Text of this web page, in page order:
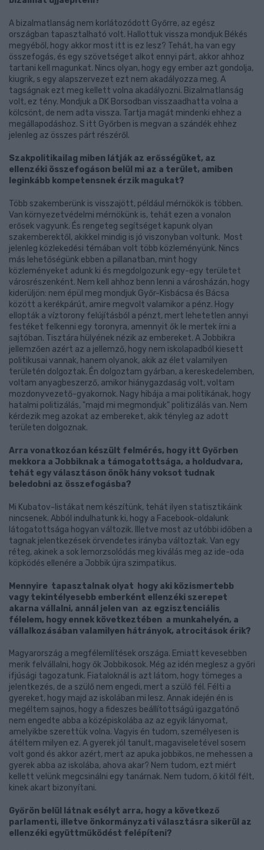
A bizalmatlanság nem korlátozódott Győrre, az egész
országban tapasztalható volt. Hallottuk vissza mondjuk Békés
megyéből, hogy akkor most itt is ez lesz? Tehát, ha van egy
összefogás, és egy szövetséget alkot ennyi párt, akkor ahhoz
tartani kell magunkat. Nincs olyan, hogy egy ember azt gondolja,
kiugrik, s egy alapszervezet ezt nem akadályozza meg. A
tagságnak ezt meg kellett volna akadályozni. Bizalmatlanság
volt, ez tény. Mondjuk a DK Borsodban visszaadhatta volna a
kölcsönt, de nem adta vissza. Tartja magát mindenki ehhez a
megállapodáshoz. S itt Győrben is megvan a szándék ehhez
jelenleg az összes párt részéről.
Szakpolitikailag miben látják az erősségüket, az
ellenzéki összefogáson belül mi az a terület, amiben
leginkább kompetensnek érzik magukat?
Több szakemberünk is visszajött, például mérnökök is többen.
Van környezetvédelmi mérnökünk is, tehát ezen a vonalon
erősek vagyunk. És rengeteg segítséget kapunk olyan
szakemberektől, akikkel mindig is jó viszonyban voltunk. Most
jelenleg közlekedési témában volt több közleményünk. Nincs
más lehetőségünk ebben a pillanatban, mint hogy
közleményeket adunk ki és megdolgozunk egy-egy területet
városrészenként. Nem kell ahhoz benn lenni a városházán, hogy
kiderüljön: nem épül meg mondjuk Győr-Kisbácsa és Bácsa
között a kerékpárút, amire megvolt valamikor a pénz. Hogy
ellopták a víztorony felújításból a pénzt, mert lehetetlen annyi
festéket felkenni egy toronyra, amennyit ők le mertek írni a
sajtóban. Tisztára hülyének nézik az embereket. A Jobbikra
jellemzően azért az a jellemző, hogy nem iskolapadból kiesett
politikusai vannak, hanem olyanok, akik az élet valamilyen
területén dolgoztak. Én dolgoztam gyárban, a kereskedelemben,
voltam anyagbeszerző, amikor hiánygazdaság volt, voltam
mozdonyvezető-gyakornok. Nagy hibája a mai politikának, hogy
hatalmi politizálás, "majd mi megmondjuk" politizálás van. Nem
kérdezik meg azokat az embereket, akik tényleg az adott
területen dolgoznak.
Arra vonatkozóan készült felmérés, hogy itt Győrben
mekkora a Jobbiknak a támogatottsága, a holdudvara,
tehát egy választáson önök hány voksot tudnak
beledobni az összefogásba?
Mi Kubatov-listákat nem készítünk, tehát ilyen statisztikáink
nincsenek. Abból indulhatunk ki, hogy a Facebook-oldalunk
látogatottsága hogyan változik. Illetve most az utóbbi időben a
tagnak jelentkezések örvendetes irányba változtak. Van egy
réteg, akinek a sok lemorzsolódás meg kiválás meg az ide-oda
köpködés ellenére a Jobbik újra szimpatikus.
Mennyire tapasztalnak olyat hogy aki közismertebb
vagy tekintélyesebb emberként ellenzéki szerepet
akarna vállalni, annál jelen van az egzisztenciális
félelem, hogy ennek következtében a munkahelyén, a
vállalkozásában valamilyen hátrányok, atrocitások érik?
Magyarország a megfélemlítések országa. Emiatt kevesebben
merik felvállalni, hogy ők Jobbikosok. Még az idén meglesz a győri
ifjúsági tagozatunk. Fiataloknál is azt látom, hogy tömeges a
jelentkezés, de a szülő nem engedi, mert a szülő fél. Félti a
gyereket, hogy majd az iskolában mi lesz. Annak idején én is
megéltem sajnos, hogy a fideszes beállítottságú igazgatónő
nem engedte abba a középiskolába az az egyik lányomat,
amelyikbe szerettük volna. Vagyis én tudom, személyesen is
átéltem milyen ez. A gyerek jól tanult, magaviseletével sosem
volt gond és akkor azért, mert az apuka jobbikos, ne mehessen a
gyerek abba az iskolába, ahova akar? Nem tudom, ezt miért
kellett velünk megcsinálni egy tanárnak. Nem tudom, ő kitől félt,
kinek akart bizonyítani.
Győrön belül látnak esélyt arra, hogy a következő
parlamenti, illetve önkormányzati választásra sikerül az
ellenzéki együttműködést felépíteni?